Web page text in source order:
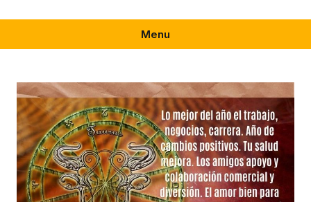
Menu